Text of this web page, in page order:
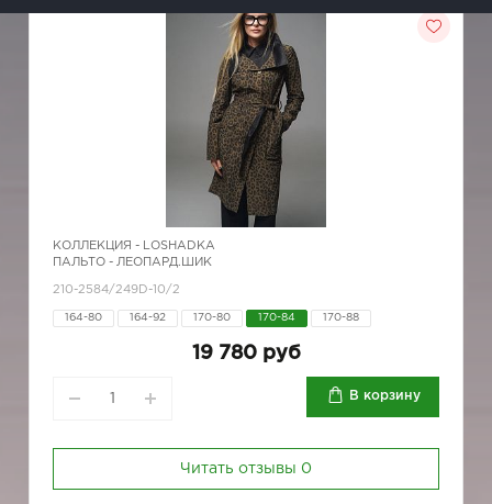
КОЛЛЕКЦИЯ - LOSHADKA
ПАЛЬТО - ЛЕОПАРД.ШИК
210-2584/249D-10/2
164-80 164-92 170-80 170-84 170-88
19 780 руб
В корзину
Читать отзывы 0